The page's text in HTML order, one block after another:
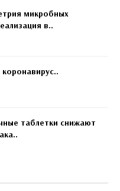
микробных
в..
таблетки снижают